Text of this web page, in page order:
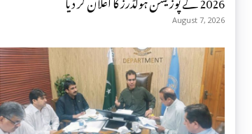
August 7, 2026